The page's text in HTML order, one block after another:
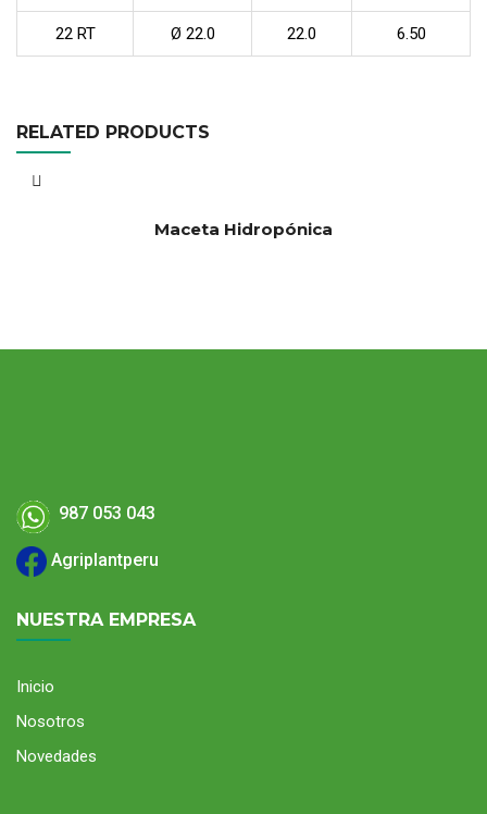
22 RT Ø 22.0 22.0 6.50
RELATED PRODUCTS
Maceta Hidropónica
987 053 043
Agriplantperu
NUESTRA EMPRESA
Inicio
Nosotros
Novedades